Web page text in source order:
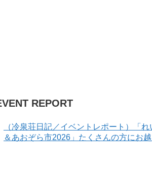
REPORT
（冷泉荘日記／イベントレポート）「
＆あおぞら市2026」たくさんの方にお